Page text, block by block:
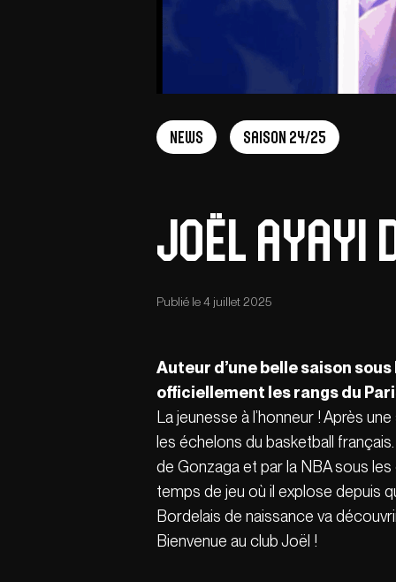
News Saison 24/25
Joël Ayayi
Publié le 4 juillet 2025
Auteur d’une belle saison
officiellement les rangs du
La jeunesse à l’honneur ! Après
les échelons du basketball
de Gonzaga et par la NBA sous
temps de jeu où il explose depuis
Bordelais de naissance va
Bienvenue au club Joël !